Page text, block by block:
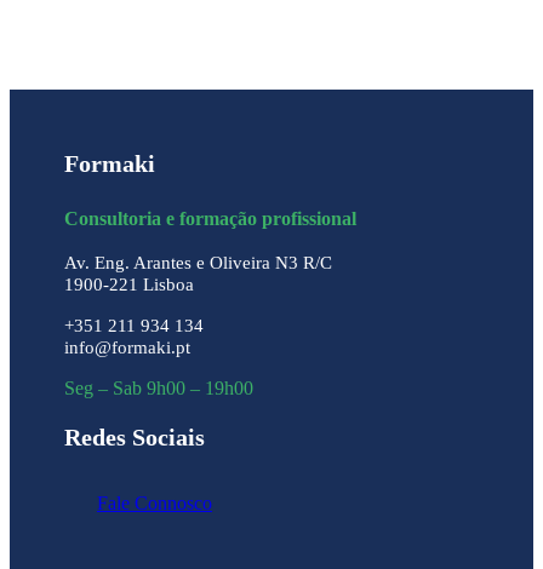
Formaki
Consultoria e formação profissional
Av. Eng. Arantes e Oliveira N3 R/C
1900-221 Lisboa
+351 211 934 134
info@formaki.pt
Seg – Sab 9h00 – 19h00
Redes Sociais
Fale Connosco